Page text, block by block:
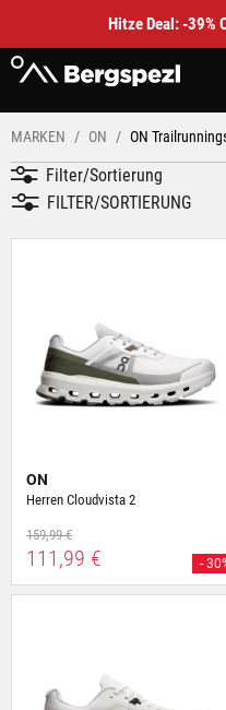
Hitze Deal: -39%
MARKEN ON ON
Filter/Sortierung
FILTER/SORTIERUNG
ON
Herren Cloudvista 2
159,99 €
111,99 € -